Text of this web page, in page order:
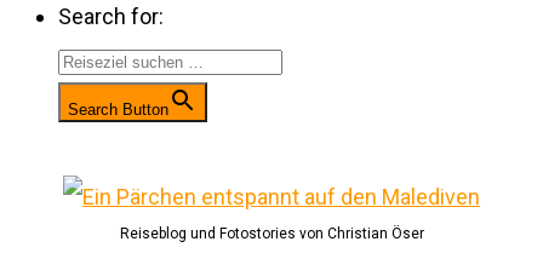
Search for:
Search Button
Reiseblog und Fotostories von Christian Öser